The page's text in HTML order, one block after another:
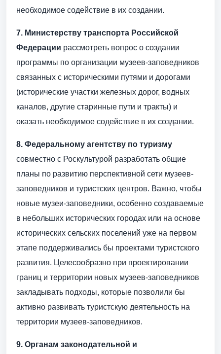
необходимое содействие в их создании.
7. Министерству транспорта Российской
Федерации рассмотреть вопрос о создании
программы по организации музеев-заповедников
связанных с историческими путями и дорогами
(исторические участки железных дорог, водных
каналов, другие старинные пути и тракты) и
оказать необходимое содействие в их создании.
8. Федеральному агентству по туризму
совместно с Роскультурой разработать общие
планы по развитию перспективной сети музеев-
заповедников и туристских центров. Важно, чтобы
новые музеи-заповедники, особенно создаваемые
в небольших исторических городах или на основе
исторических сельских поселений уже на первом
этапе поддерживались бы проектами туристского
развития. Целесообразно при проектировании
границ и территории новых музеев-заповедников
закладывать подходы, которые позволили бы
активно развивать туристскую деятельность на
территории музеев-заповедников.
9. Органам законодательной и